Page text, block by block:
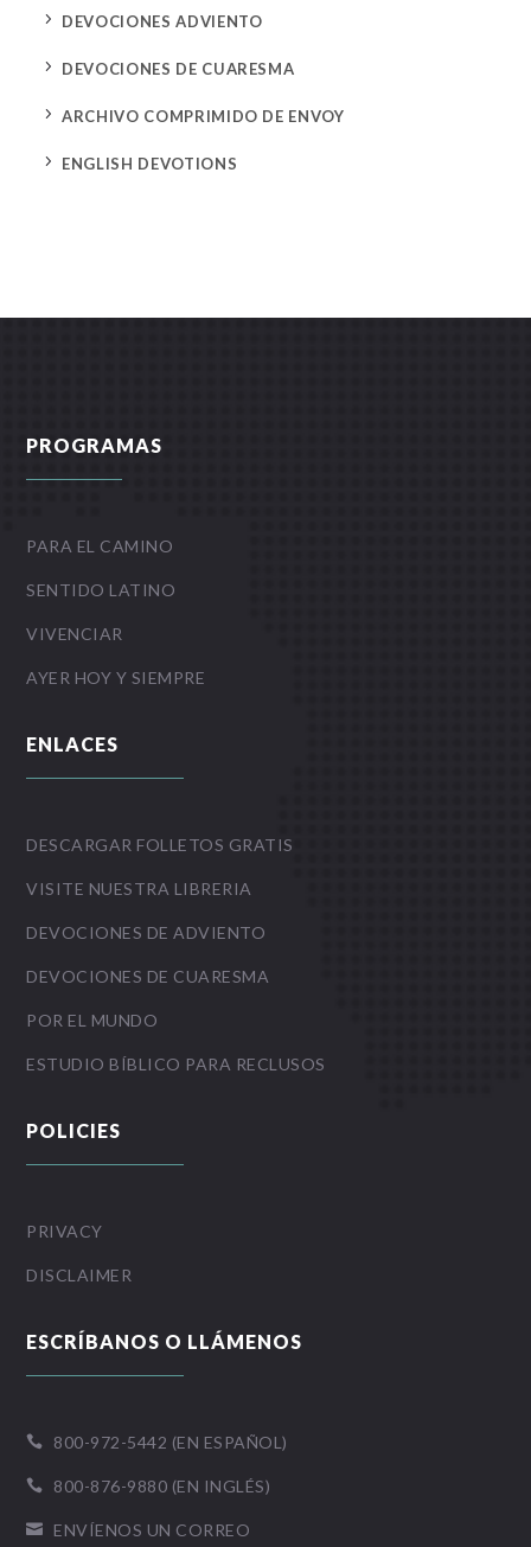
5 DEVOCIONES ADVIENTO
5 DEVOCIONES DE CUARESMA
5 ARCHIVO COMPRIMIDO DE ENVOY
5 ENGLISH DEVOTIONS
PROGRAMAS
PARA EL CAMINO
SENTIDO LATINO
VIVENCIAR
AYER HOY Y SIEMPRE
ENLACES
DESCARGAR FOLLETOS GRATIS
VISITE NUESTRA LIBRERIA
DEVOCIONES DE ADVIENTO
DEVOCIONES DE CUARESMA
POR EL MUNDO
ESTUDIO BÍBLICO PARA RECLUSOS
POLICIES
PRIVACY
DISCLAIMER
ESCRÍBANOS O LLÁMENOS
 800-972-5442 (EN ESPAÑOL)
 800-876-9880 (EN INGLÉS)
 ENVÍENOS UN CORREO